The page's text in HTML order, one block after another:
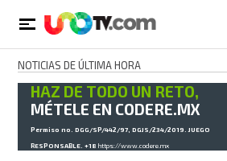
NOTICIAS DE ÚLTIMA HORA
HAZ DE TODO UN RETO,
MÉTELE EN CODERE.MX
Permiso no. DGG/SP/442/97, DGJS/234/2019. JUEGO
RESPONSABLE. +18https://www.codere.mx